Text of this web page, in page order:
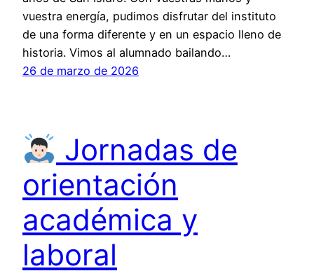
vuestra energía, pudimos disfrutar del instituto
de una forma diferente y en un espacio lleno de
historia. Vimos al alumnado bailando…
26 de marzo de 2026
Jornadas de
orientación
académica y
laboral